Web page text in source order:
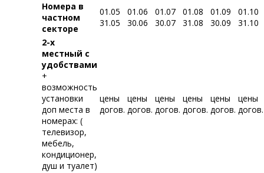
Номера в
частном
секторе
01.05
31.05
01.06
30.06
01.07
30.07
01.08
31.08
01.09
30.09
01.10
31.10
2-х
местный с
удобствами
+
возможность
установки
доп места в
номерах: (
телевизор,
мебель,
кондиционер,
душ и туалет)
цены
догов.
цены
догов.
цены
догов.
цены
догов.
цены
догов.
цены
догов.